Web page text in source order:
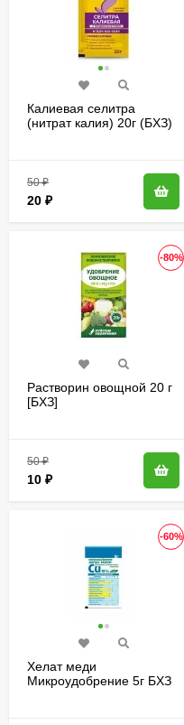
Калиевая селитра
(нитрат калия) 20г (БХЗ)
50₽
20 ₽
-80%
Растворин овощной 20 г
[БХЗ]
50₽
10 ₽
-60%
Хелат меди
Микроудобрение 5г БХЗ